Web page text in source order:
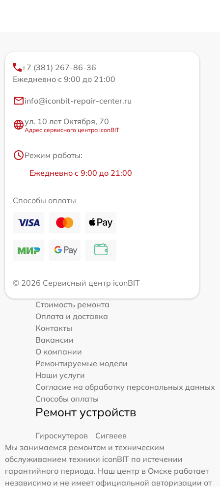
+7 (381) 267-86-36
Ежедневно с 9:00 до 21:00
info@iconbit-repair-center.ru
ул. 10 лет Октября, 70
Адрес сервисного центра iconBIT
Режим работы:
Ежедневно с 9:00 до 21:00
Способы оплаты
© 2026 Сервисный центр iconBIT
Стоимость ремонта
Оплата и доставка
Контакты
Вакансии
О компании
Ремонтируемые модели
Наши услуги
Согласие на обработку персональных данных
Способы оплаты
Ремонт устройств
Гироскутеров
Сигвеев
Мы занимаемся ремонтом и техническим
обслуживанием техники iconBIT по истечении
гарантийного периода. Наш центр в Омске работает
независимо и не имеет официальной авторизации от